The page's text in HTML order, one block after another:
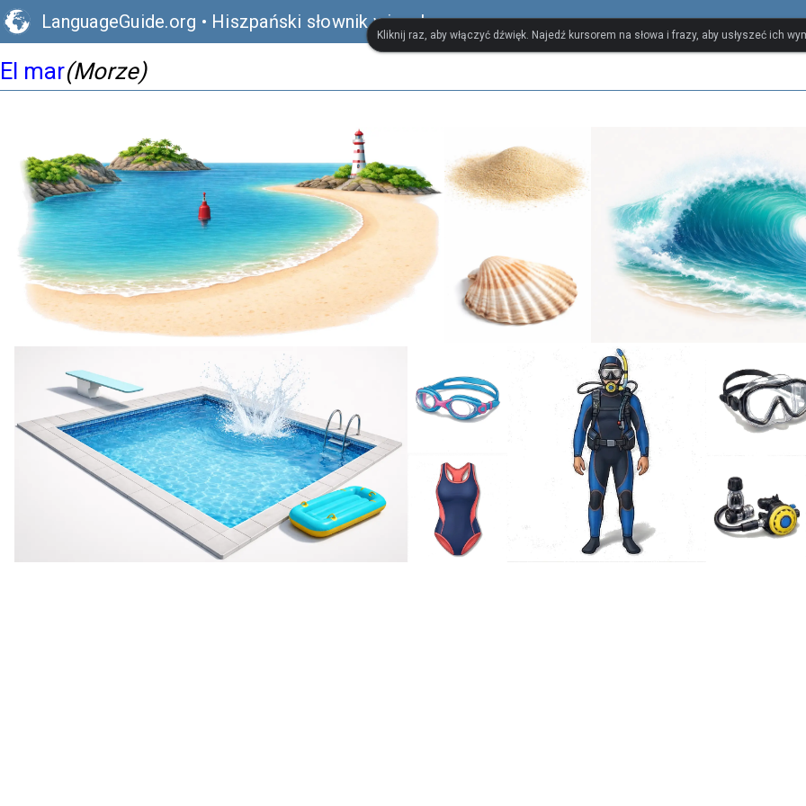
LanguageGuide.org • Hiszpański słownik wizualny
El mar(Morze)
Kliknij raz, aby włączyć dźwięk. Najedź kursorem na słowa i frazy, aby usłyszeć ich